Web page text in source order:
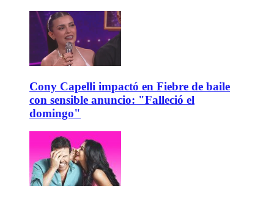
Cony Capelli impactó en Fiebre de baile
con sensible anuncio: "Falleció el
domingo"